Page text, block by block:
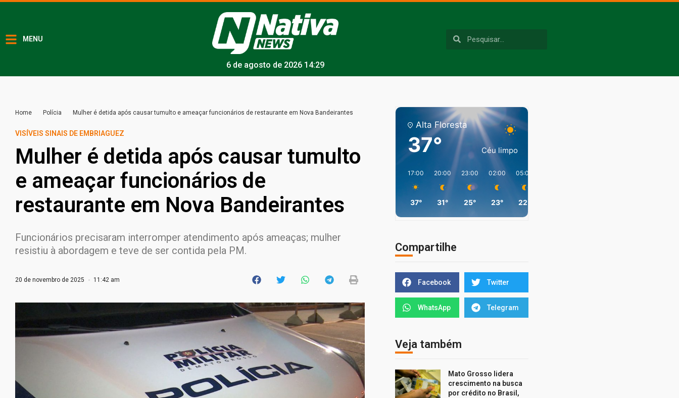
MENU
6 de agosto de 2026 14:29
Home Polícia Mulher é detida após causar tumulto e ameaçar funcionários de restaurante em Nova Bandeirantes
VISÍVEIS SINAIS DE EMBRIAGUEZ
Mulher é detida após causar tumulto
e ameaçar funcionários de
restaurante em Nova Bandeirantes
Funcionários precisaram interromper atendimento após ameaças; mulher
resistiu à abordagem e teve de ser contida pela PM.
20 de novembro de 2025 11:42 am
Alta Floresta
37° Céu limpo
17:00
37°
20:00
31°
23:00
25°
02:00
23°
05:00
22°
Compartilhe
Facebook Twitter
WhatsApp Telegram
Veja também
Mato Grosso lidera
crescimento na busca
por crédito no Brasil,